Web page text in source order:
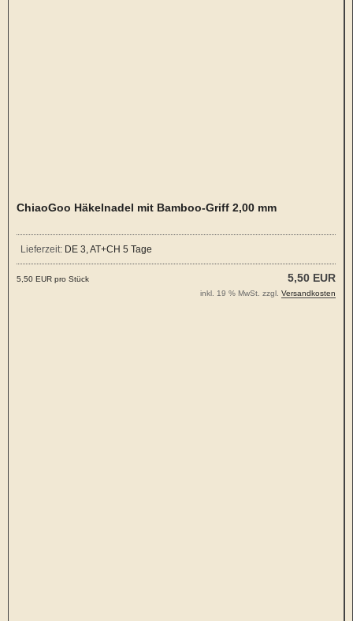
ChiaoGoo Häkelnadel mit Bamboo-Griff 2,00 mm
Lieferzeit: DE 3, AT+CH 5 Tage
5,50 EUR
5,50 EUR pro Stück
inkl. 19 % MwSt. zzgl. Versandkosten